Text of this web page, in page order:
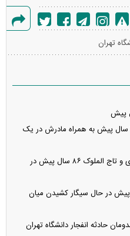
گزارش
خطا
تهران
عکس/ ملک حسین پادشاه اردن ۷۳ سال پیش به همراه مادرش در یک
عکس/ فوزیه فواد در کنار اشرف پهلوی و تاج الملوک ۸۶ سال پیش در
خاص صدام ۴۹ سال پیش در حال سیگار کشیدن میان
حادثه انفجار دانشگاه تهران